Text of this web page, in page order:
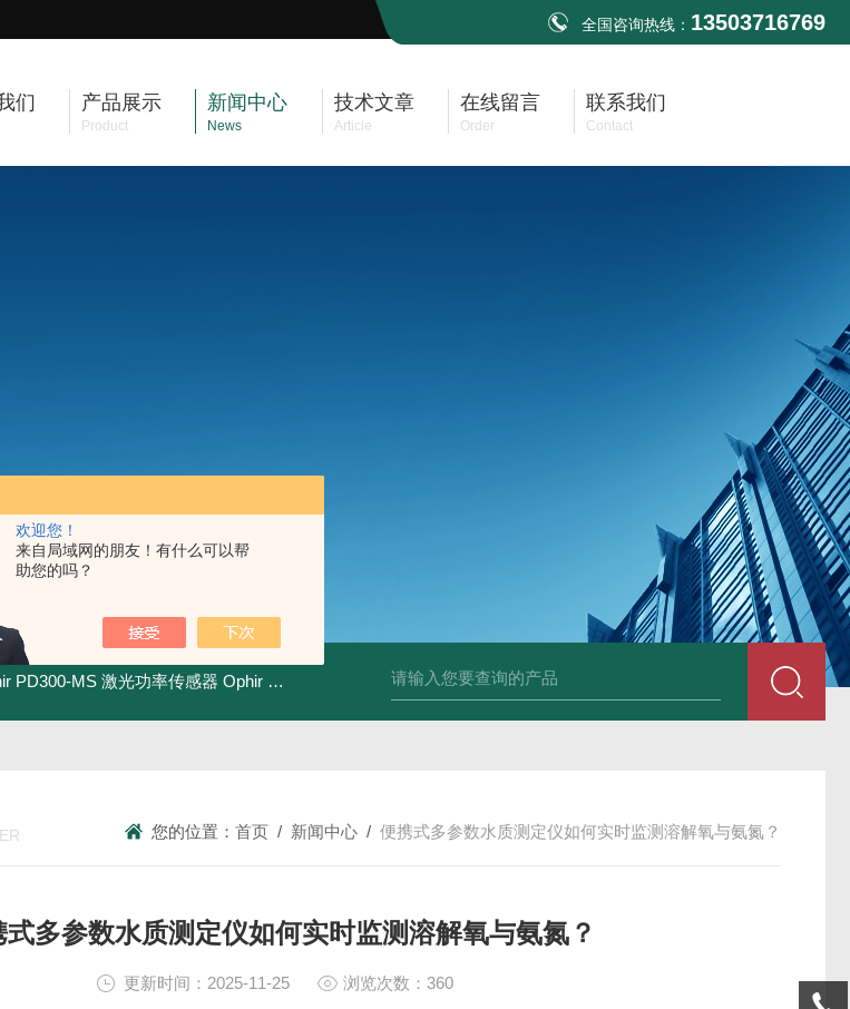
欢迎您！
来自局域网的朋友！有什么可以帮
助您的吗？
全国咨询热线： 13503716769
们 产品展示
Product
新闻中心
News
技术文章
Article
在线留言
Order
联系我们
Contact
PD300-MS 激光功率传感器 Ophir PD300R-3W 激光功率传感器 Ophir PD300R 激光功率传感器 Ophir PD300-
您的位置： 首页 / 新闻中心 / 便携式多参数水质测定仪如何实时监测溶解氧与氨氮？
式多参数水质测定仪如何实时监测溶解氧与氨氮？
更新时间：2025-11-25 浏览次数：360